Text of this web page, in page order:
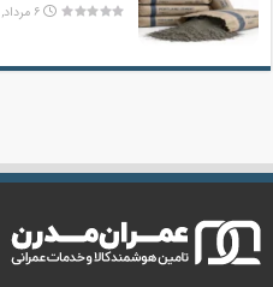
۶ مرداد, ۱۴۰۵